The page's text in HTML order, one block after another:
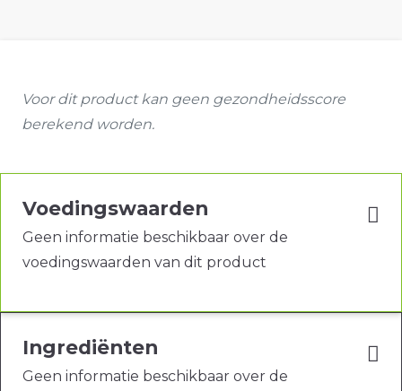
Voor dit product kan geen gezondheidsscore
berekend worden.
Voedingswaarden
Geen informatie beschikbaar over de
voedingswaarden van dit product
Ingrediënten
Geen informatie beschikbaar over de